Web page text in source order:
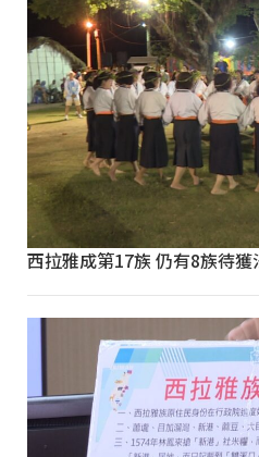
西拉雅成第17族 仍有8族待